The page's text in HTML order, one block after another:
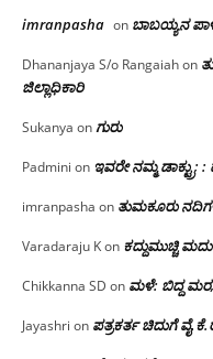
imranpasha on ಬಾಬಯ್ಯನ
Dhananjaya S/o Rangaiahon
ಜಿಲ್ಲಾಧಿಕಾರಿ
Sukanya onಗುರು
Padmini on ಇವರೇ ನಮ್ಮ ಡಾಕ್ಟ್ರು;
imranpasha on ತುಮಕೂರು
Varadaraju Kon ಕದ್ದುಮುಚ್ಚಿ
Chikkanna SD on ಮಳೆ: ಬಿದ್ದ
Jayashri on ಪತ್ರಕರ್ತ ಚಿದುಗೆ